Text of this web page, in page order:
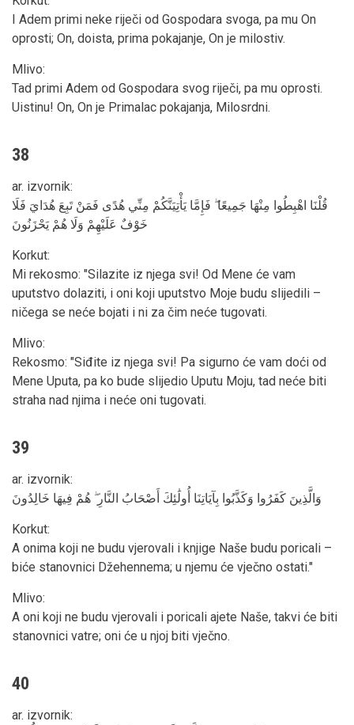
I Adem primi neke riječi od Gospodara svoga, pa mu On
oprosti; On, doista, prima pokajanje, On je milostiv.
Mlivo:
Tad primi Adem od Gospodara svog riječi, pa mu oprosti.
Uistinu! On, On je Primalac pokajanja, Milosrdni.
38
ar. izvornik:
قُلْنَا اهْبِطُوا مِنْهَا جَمِيعًا ۖ فَإِمَّا يَأْتِيَنَّكُمْ مِنِّي هُدًى فَمَنْ تَبِعَ هُدَايَ فَلَا
خَوْفٌ عَلَيْهِمْ وَلَا هُمْ يَحْزَنُونَ
Korkut:
Mi rekosmo: "Silazite iz njega svi! Od Mene će vam
uputstvo dolaziti, i oni koji uputstvo Moje budu slijedili –
ničega se neće bojati i ni za čim neće tugovati.
Mlivo:
Rekosmo: "Siđite iz njega svi! Pa sigurno će vam doći od
Mene Uputa, pa ko bude slijedio Uputu Moju, tad neće biti
straha nad njima i neće oni tugovati.
39
ar. izvornik:
وَالَّذِينَ كَفَرُوا وَكَذَّبُوا بِآيَاتِنَا أُولَٰئِكَ أَصْحَابُ النَّارِ ۖ هُمْ فِيهَا خَالِدُونَ
Korkut:
A onima koji ne budu vjerovali i knjige Naše budu poricali –
biće stanovnici Džehennema; u njemu će vječno ostati."
Mlivo:
A oni koji ne budu vjerovali i poricali ajete Naše, takvi će biti
stanovnici vatre; oni će u njoj biti vječno.
40
ar. izvornik: